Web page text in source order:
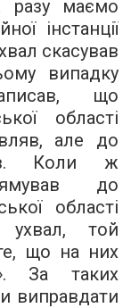
разу маємо
інстанції
скасував
випадку
що
області
але до
Коли ж
до
області
той
що на них
За таких
виправдати